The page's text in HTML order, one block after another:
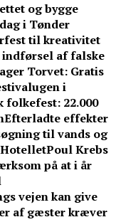
og bygge
i Tønder
til kreativitet
af falske
Torvet: Gratis
i
22.000
Efterladte effekter
til vands og
HotelletPoul Krebs
på at i år
vejen kan give
af gæster kræver